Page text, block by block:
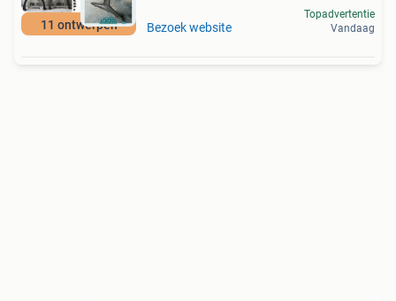
11 ontwerpen Bezoek website
Topadvertentie
Vandaag